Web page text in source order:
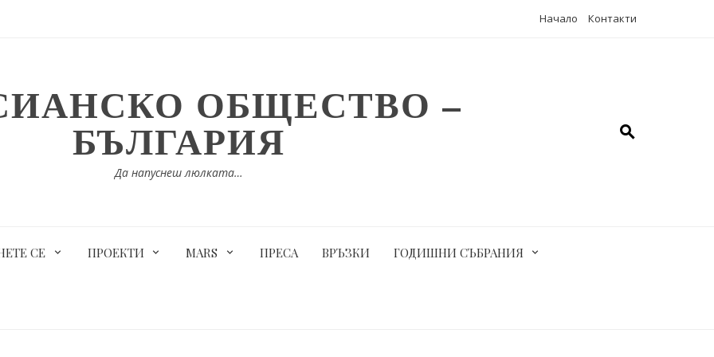
Начало Контакти
ОБЩЕСТВО –
БЪЛГАРИЯ
Да напуснеш люлката…
СЕ ПРОЕКТИ MARS ПРЕСА ВРЪЗКИ ГОДИШНИ СЪБРАНИЯ